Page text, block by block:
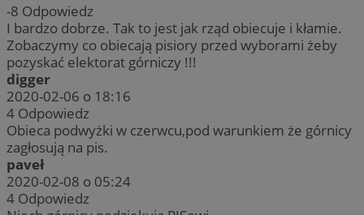
-8 Odpowiedz
I bardzo dobrze. Tak to jest jak rząd obiecuje i kłamie.
Zobaczymy co obiecają pisiory przed wyborami żeby
pozyskać elektorat górniczy !!!
digger
2020-02-06 o 18:16
4 Odpowiedz
Obieca podwyżki w czerwcu,pod warunkiem że górnicy
zagłosują na pis.
paveł
2020-02-08 o 05:24
4 Odpowiedz